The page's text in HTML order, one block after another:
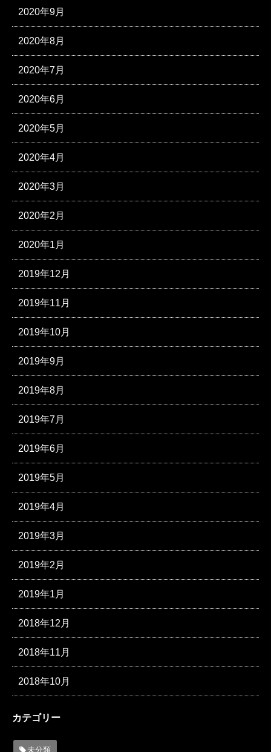
2020年9月
2020年8月
2020年7月
2020年6月
2020年5月
2020年4月
2020年3月
2020年2月
2020年1月
2019年12月
2019年11月
2019年10月
2019年9月
2019年8月
2019年7月
2019年6月
2019年5月
2019年4月
2019年3月
2019年2月
2019年1月
2018年12月
2018年11月
2018年10月
カテゴリー
未分類